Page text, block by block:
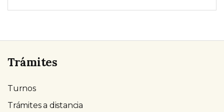
Trámites
Turnos
Trámites a distancia